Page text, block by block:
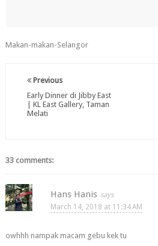
Makan-makan-Selangor
Previous
Early Dinner di Jibby East
| KL East Gallery, Taman
Melati
33 comments:
Hans Hanis
March 14, 2018 at 11:34 AM
owhhh nampak macam gebu kek tu